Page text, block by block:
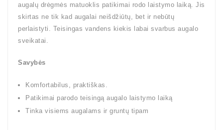
augalų drėgmės matuoklis patikimai rodo laistymo laiką. Jis
skirtas ne tik kad augalai neišdžiūtų, bet ir nebūtų
perlaistyti. Teisingas vandens kiekis labai svarbus augalo
sveikatai.
Savybės
Komfortabilus, praktiškas.
Patikimai parodo teisingą augalo laistymo laiką
Tinka visiems augalams ir gruntų tipam